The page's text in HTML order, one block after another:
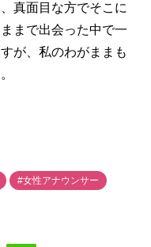
真面目な方でそこに
まで出会った中で一
が、私のわがままも
#女性アナウンサー